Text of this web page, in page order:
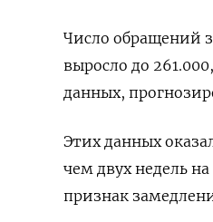
Число обращений
выросло до
данных,
Этих данных
чем двух недель
признак